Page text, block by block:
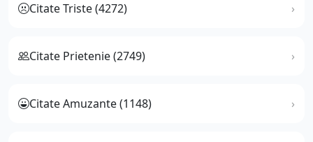
Citate Triste (4272)
Citate Prietenie (2749)
Citate Amuzante (1148)